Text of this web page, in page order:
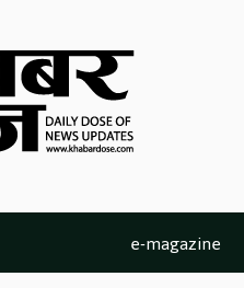
e-magazine